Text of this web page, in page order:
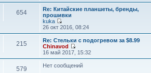
654
Re: Китайские планшеты, бренды,
прошивки
kuka
26 окт 2016, 08:24
215
Re: Стельки с подогревом за $8.99
Chinavod
16 май 2017, 15:32
579 Нет сообщений